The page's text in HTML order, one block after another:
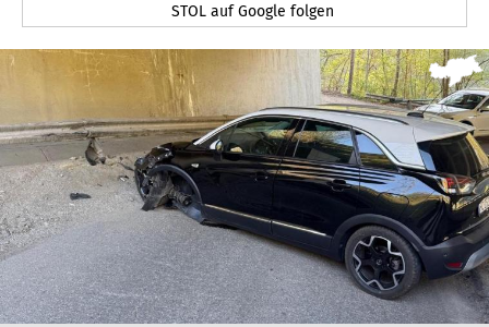
STOL auf Google folgen